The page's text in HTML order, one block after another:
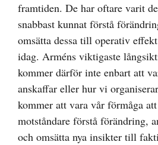
framtiden. De har oftare varit
snabbast kunnat förstå
omsätta dessa till operativ
idag. Arméns viktigaste
kommer därför inte enbart att
anskaffar eller hur vi
kommer att vara vår förmåga
motståndare förstå förändring,
och omsätta nya insikter till